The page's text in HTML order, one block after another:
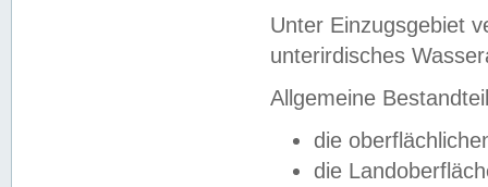
Unter Einzugsgebiet
unterirdisches
Allgemeine
die
die